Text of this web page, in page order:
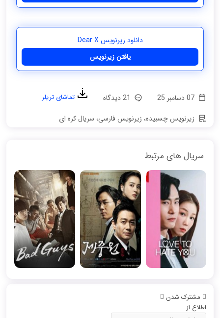
دانلود زیرنویس Dear X
یافتن زیرنویس
تماشای تریلر 07 دسامبر 25
زیرنویس چسبیده، زیرنویس فارسی، سریال کره ای
سریال های مرتبط
مشترک شدن
اطلاع از